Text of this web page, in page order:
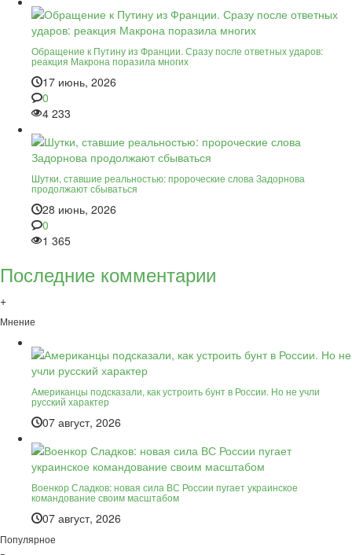
Обращение к Путину из Франции. Сразу после ответных ударов:
реакция Макрона поразила многих
17 июнь, 2026
0
4 233
Шутки, ставшие реальностью: пророческие слова Задорнова
продолжают сбываться
28 июнь, 2026
0
1 365
Последние комментарии
+
Мнение
Американцы подсказали, как устроить бунт в России. Но не учли
русский характер
07 август, 2026
Военкор Сладков: новая сила ВС России пугает украинское
командование своим масштабом
07 август, 2026
Популярное